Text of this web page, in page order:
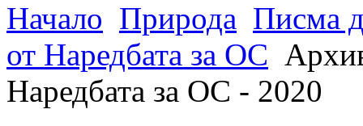
Начало Природа Писма
от Наредбата за ОС
Наредбата за ОС - 2020